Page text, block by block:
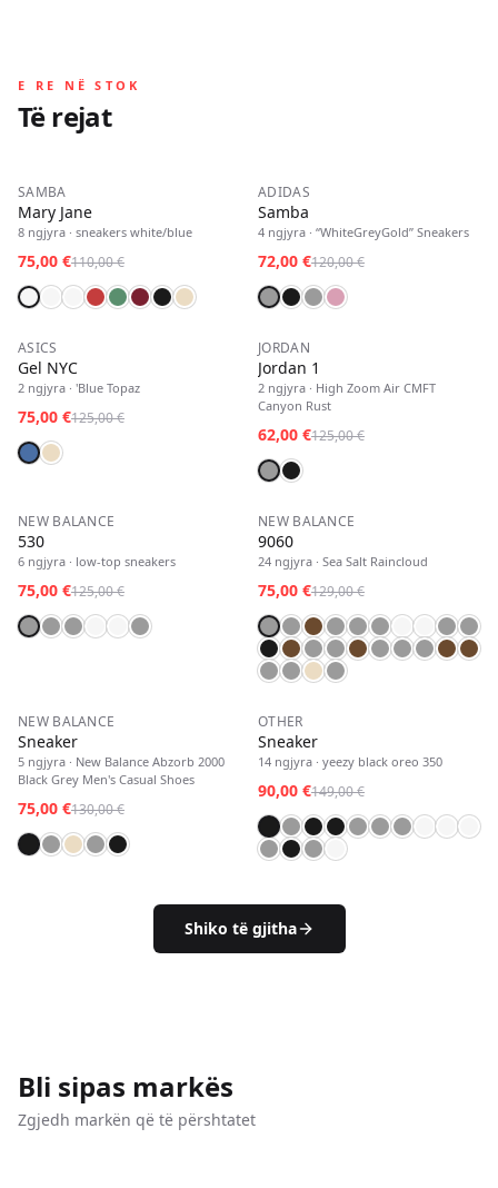
E RE NË STOK
Të rejat
E RE
SAMBA
Mary Jane
8 ngjyra · sneakers white/blue
75,00 €110,00 €
E RE
ADIDAS
Samba
4 ngjyra · “WhiteGreyGold” Sneakers
72,00 €120,00 €
E RE
ASICS
Gel NYC
2 ngjyra · 'Blue Topaz
75,00 €125,00 €
E RE
JORDAN
Jordan 1
2 ngjyra · High Zoom Air CMFT
Canyon Rust
62,00 €125,00 €
E RE
NEW BALANCE
530
6 ngjyra · low-top sneakers
75,00 €125,00 €
E RE
NEW BALANCE
9060
24 ngjyra · Sea Salt Raincloud
75,00 €129,00 €
E RE
NEW BALANCE
Sneaker
5 ngjyra · New Balance Abzorb 2000
Black Grey Men's Casual Shoes
75,00 €130,00 €
E RE
OTHER
Sneaker
14 ngjyra · yeezy black oreo 350
90,00 €149,00 €
Shiko të gjitha
Bli sipas markës
Zgjedh markën që të përshtatet